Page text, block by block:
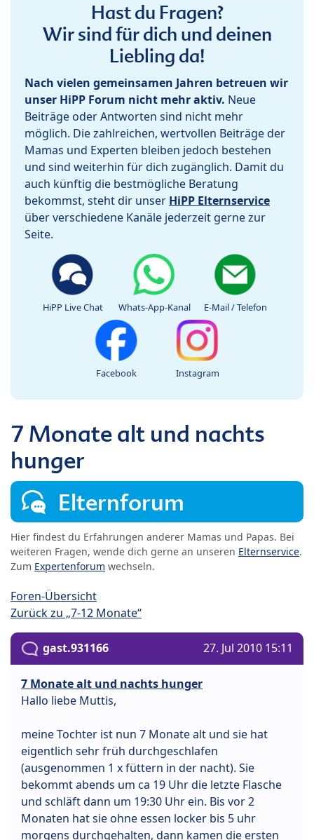
Hast du Fragen?
Wir sind für dich und deinen
Liebling da!
Nach vielen gemeinsamen Jahren betreuen wir
unser HiPP Forum nicht mehr aktiv. Neue
Beiträge oder Antworten sind nicht mehr
möglich. Die zahlreichen, wertvollen Beiträge der
Mamas und Experten bleiben jedoch bestehen
und sind weiterhin für dich zugänglich. Damit du
auch künftig die bestmögliche Beratung
bekommst, steht dir unser HiPP Elternservice
über verschiedene Kanäle jederzeit gerne zur
Seite.
HiPP Live Chat Whats-App-Kanal E-Mail / Telefon
Facebook Instagram
7 Monate alt und nachts
hunger
Elternforum
Hier findest du Erfahrungen anderer Mamas und Papas. Bei
weiteren Fragen, wende dich gerne an unseren Elternservice.
Zum Expertenforum wechseln.
Foren-Übersicht
Zurück zu „7-12 Monate“
gast.931166 27. Jul 2010 15:11
7 Monate alt und nachts hunger
Hallo liebe Muttis,
meine Tochter ist nun 7 Monate alt und sie hat
eigentlich sehr früh durchgeschlafen
(ausgenommen 1 x füttern in der nacht). Sie
bekommt abends um ca 19 Uhr die letzte Flasche
und schläft dann um 19:30 Uhr ein. Bis vor 2
Monaten hat sie ohne essen locker bis 5 uhr
morgens durchgehalten, dann kamen die ersten